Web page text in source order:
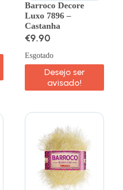
Barroco Decore
Luxo 7896 –
Castanha
€9.90
Esgotado
Desejo ser
avisado!